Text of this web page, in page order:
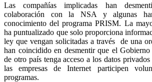
Las compañías implicadas han
colaboración con la NSA y algunas
conocimiento del programa PRISM. La
ha puntualizado que solo proporciona
ley que vengan solicitadas a través de una
han coincidido en desmentir que el
de otro país tenga acceso a los datos
las empresas de Internet participen
programas.